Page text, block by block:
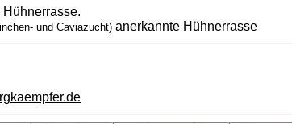
und Caviazucht) anerkannte Hühnerrasse